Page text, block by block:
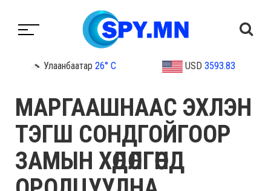
Улаанбаатар 26° C USD 3593.83
МАРГААШНААС ЭХЛЭН
ТЭГШ СОНДГОЙГООР
ЗАМЫН ХӨДӨЛГӨӨНД